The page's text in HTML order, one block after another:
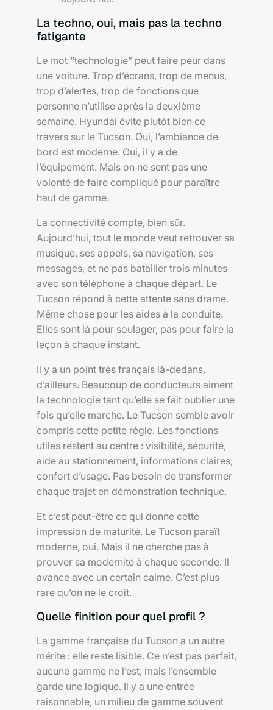
La techno, oui, mais pas la techno
fatigante
Le mot “technologie” peut faire peur dans
une voiture. Trop d’écrans, trop de menus,
trop d’alertes, trop de fonctions que
personne n’utilise après la deuxième
semaine. Hyundai évite plutôt bien ce
travers sur le Tucson. Oui, l’ambiance de
bord est moderne. Oui, il y a de
l’équipement. Mais on ne sent pas une
volonté de faire compliqué pour paraître
haut de gamme.
La connectivité compte, bien sûr.
Aujourd’hui, tout le monde veut retrouver sa
musique, ses appels, sa navigation, ses
messages, et ne pas batailler trois minutes
avec son téléphone à chaque départ. Le
Tucson répond à cette attente sans drame.
Même chose pour les aides à la conduite.
Elles sont là pour soulager, pas pour faire la
leçon à chaque instant.
Il y a un point très français là-dedans,
d’ailleurs. Beaucoup de conducteurs aiment
la technologie tant qu’elle se fait oublier une
fois qu’elle marche. Le Tucson semble avoir
compris cette petite règle. Les fonctions
utiles restent au centre : visibilité, sécurité,
aide au stationnement, informations claires,
confort d’usage. Pas besoin de transformer
chaque trajet en démonstration technique.
Et c’est peut-être ce qui donne cette
impression de maturité. Le Tucson paraît
moderne, oui. Mais il ne cherche pas à
prouver sa modernité à chaque seconde. Il
avance avec un certain calme. C’est plus
rare qu’on ne le croit.
Quelle finition pour quel profil ?
La gamme française du Tucson a un autre
mérite : elle reste lisible. Ce n’est pas parfait,
aucune gamme ne l’est, mais l’ensemble
garde une logique. Il y a une entrée
raisonnable, un milieu de gamme souvent